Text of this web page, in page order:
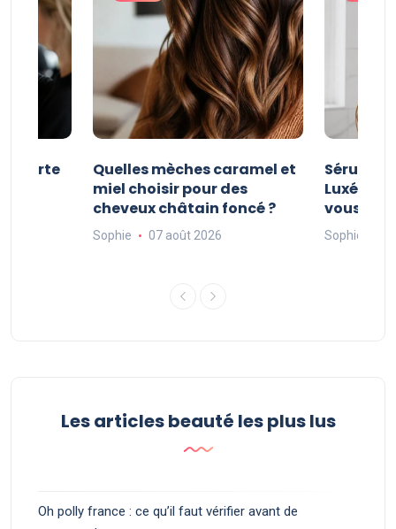
courte
Quelles mèches caramel et
miel choisir pour des
cheveux châtain foncé ?
Sophie 07 août 2026
Sérum
Luxéol :
vous
Sophie
Les articles beauté les plus lus
Oh polly france : ce qu’il faut vérifier avant de